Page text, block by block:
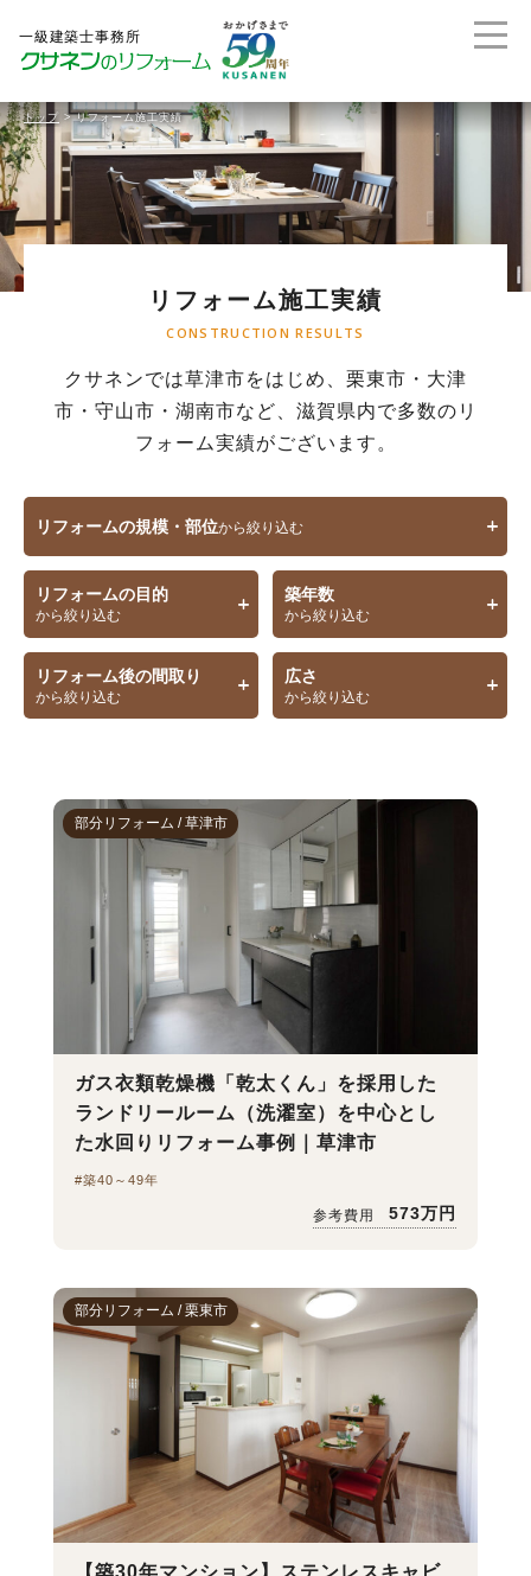
トップ >リフォーム施工実績
リフォーム施工実績
CONSTRUCTION RESULTS
クサネンでは草津市をはじめ、栗東市・大津
市・守山市・湖南市など、滋賀県内で多数のリ
フォーム実績がございます。
リフォームの規模・部位から絞り込む
リフォームの目的
から絞り込む
築年数
から絞り込む
リフォーム後の間取り
から絞り込む
広さ
から絞り込む
部分リフォーム / 草津市
ガス衣類乾燥機「乾太くん」を採用した
ランドリールーム（洗濯室）を中心とし
た水回りリフォーム事例｜草津市
#築40～49年
参考費用 573万円
部分リフォーム / 栗東市
【築30年マンション】ステンレスキャビ